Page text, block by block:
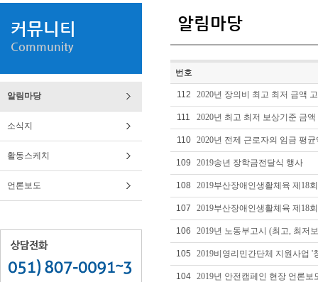
커뮤니티
Community
알림마당
소식지
활동스케치
언론보도
알림마당
번호
112 2020년 장의비 최고 최저 금액
111 2020년 최고 최저 보상기준 금
110 2020년 전제 근로자의 임금 평
109 2019송년 장학금전달식 행사
108 2019부산장애인생활체육 제18
107 2019부산장애인생활체육 제18
106 2019년 노동부고시 (최고, 최저
105 2019비영리민간단체 지원사업 '
104 2019년 안전캠페인 현장 언론보